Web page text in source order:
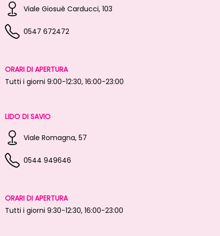
Viale Giosuè Carducci, 103
0547 672472
ORARI DI APERTURA
Tutti i giorni 9:00-12:30, 16:00-23:00
LIDO DI SAVIO
Viale Romagna, 57
0544 949646
ORARI DI APERTURA
Tutti i giorni 9:30-12:30, 16:00-23:00